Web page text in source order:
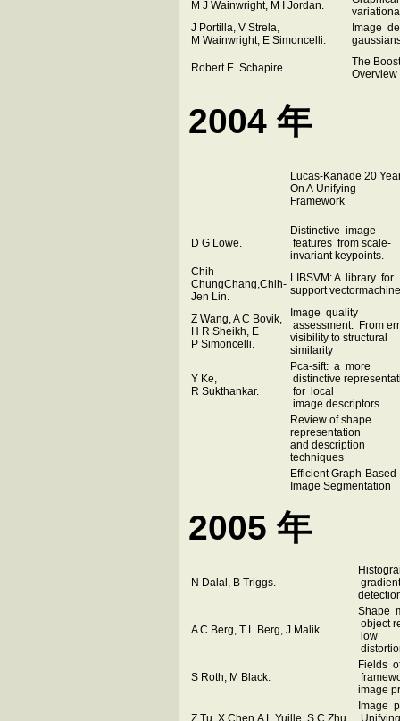
M J Wainwright, M I Jordan.
J Portilla, V Strela,
M Wainwright, E Simoncelli.
Image
Robert E. Schapire
The
Overview
2004 年
Lucas-Kanade 20
On A Unifying
Framework
D G Lowe.
Distinctive image
features from scale-
invariant keypoints.
Chih-
ChungChang,Chih-
Jen Lin.
LIBSVM: A library for
support
Z Wang, A C Bovik,
H R Sheikh, E
P Simoncelli.
Image quality
assessment: From
visibility to structural
similarity
Y Ke,
R Sukthankar.
Pca-sift: a more
distinctive
for local
image descriptors
Review of shape
representation
and description
techniques
Efficient Graph-Based
Image Segmentation
2005 年
N Dalal, B Triggs.
A C Berg, T L Berg, J Malik.
Shape
object
low
S Roth, M Black.
Fields
image
Z Tu, X Chen,A L Yuille, S C Zhu.
Image